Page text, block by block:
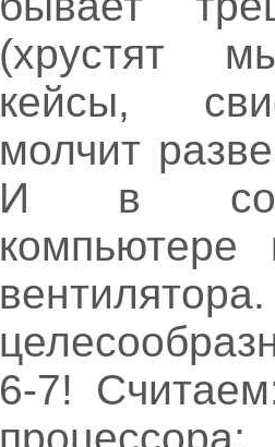
(хрустят
кейсы,
молчит
И в
6-7!